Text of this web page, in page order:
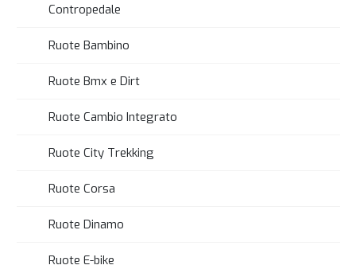
Contropedale
Ruote Bambino
Ruote Bmx e Dirt
Ruote Cambio Integrato
Ruote City Trekking
Ruote Corsa
Ruote Dinamo
Ruote E-bike